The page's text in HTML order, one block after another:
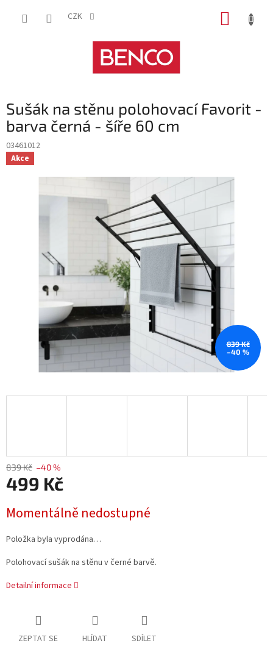
CZK
Sušák na stěnu polohovací Favorit -
barva černá - šíře 60 cm
03461012
Akce
839 Kč
–40 %
839 Kč –40 %
499 Kč
cena:
Momentálně nedostupné
Položka byla vyprodána…
Polohovací sušák na stěnu v černé barvě.
Detailní informace
ZEPTAT SE HLÍDAT SDÍLET